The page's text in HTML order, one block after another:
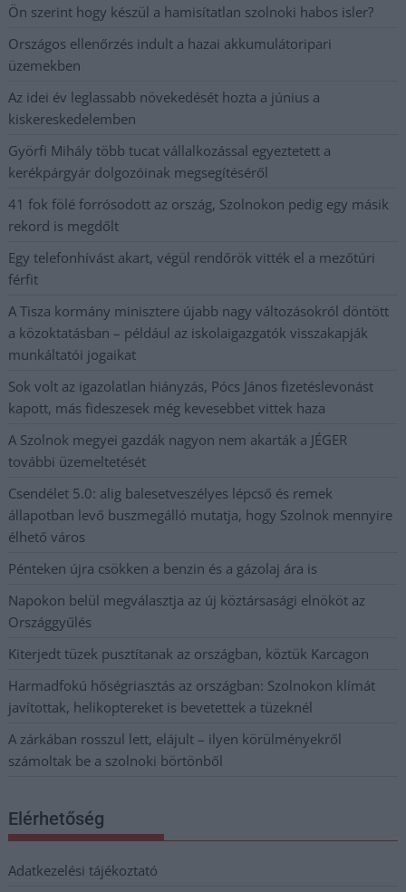
Ön szerint hogy készül a hamisítatlan szolnoki habos isler?
Országos ellenőrzés indult a hazai akkumulátoripari
üzemekben
Az idei év leglassabb növekedését hozta a június a
kiskereskedelemben
Györfi Mihály több tucat vállalkozással egyeztetett a
kerékpárgyár dolgozóinak megsegítéséről
41 fok fölé forrósodott az ország, Szolnokon pedig egy másik
rekord is megdőlt
Egy telefonhívást akart, végül rendőrök vitték el a mezőtúri
férfit
A Tisza kormány minisztere újabb nagy változásokról döntött
a közoktatásban – például az iskolaigazgatók visszakapják
munkáltatói jogaikat
Sok volt az igazolatlan hiányzás, Pócs János fizetéslevonást
kapott, más fideszesek még kevesebbet vittek haza
A Szolnok megyei gazdák nagyon nem akarták a JÉGER
további üzemeltetését
Csendélet 5.0: alig balesetveszélyes lépcső és remek
állapotban levő buszmegálló mutatja, hogy Szolnok mennyire
élhető város
Pénteken újra csökken a benzin és a gázolaj ára is
Napokon belül megválasztja az új köztársasági elnököt az
Országgyűlés
Kiterjedt tüzek pusztítanak az országban, köztük Karcagon
Harmadfokú hőségriasztás az országban: Szolnokon klímát
javítottak, helikoptereket is bevetettek a tüzeknél
A zárkában rosszul lett, elájult – ilyen körülményekről
számoltak be a szolnoki börtönből
Elérhetőség
Adatkezelési tájékoztató